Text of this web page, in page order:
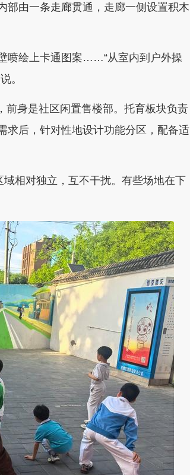
部由一条走廊贯通，走廊一侧设置积木
喷绘上卡通图案……“从室内到户外操
。
前身是社区闲置售楼部。托育板块负责
求后，针对性地设计功能分区，配备适
相对独立，互不干扰。有些场地在下